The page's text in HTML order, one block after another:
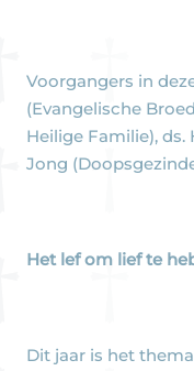
Voorgangers in
(Evangelische
Heilige Familie), ds.
Jong
Het lef om lief te
Dit jaar is het